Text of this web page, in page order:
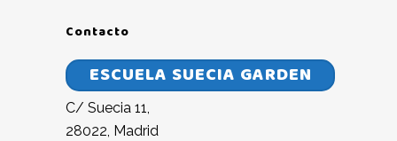
Contacto
ESCUELA SUECIA GARDEN
C/ Suecia 11,
28022, Madrid